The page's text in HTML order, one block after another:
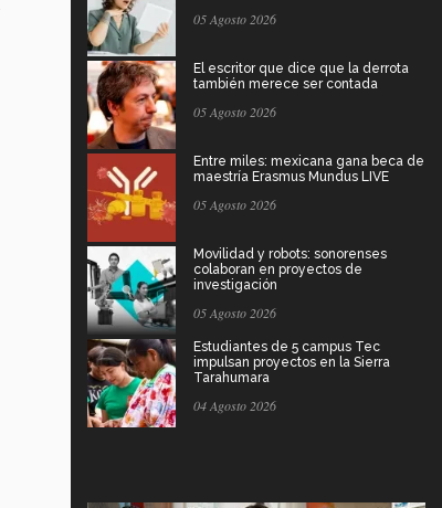
05 Agosto 2026
El escritor que dice que la derrota
también merece ser contada
05 Agosto 2026
Entre miles: mexicana gana beca de
maestría Erasmus Mundus LIVE
05 Agosto 2026
Movilidad y robots: sonorenses
colaboran en proyectos de
investigación
05 Agosto 2026
Estudiantes de 5 campus Tec
impulsan proyectos en la Sierra
Tarahumara
04 Agosto 2026